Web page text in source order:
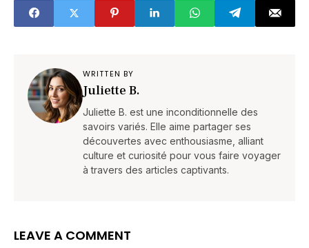
WRITTEN BY
Juliette B.
Juliette B. est une inconditionnelle des
savoirs variés. Elle aime partager ses
découvertes avec enthousiasme, alliant
culture et curiosité pour vous faire voyager
à travers des articles captivants.
LEAVE A COMMENT